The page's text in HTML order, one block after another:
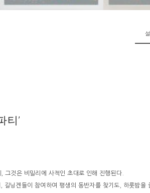
티’
, 그것은 비밀리에 사적인 초대로 인해 진행된다.
길닝겐들이 참여하여 평생의 동반자를 찾기도, 하룻밤을